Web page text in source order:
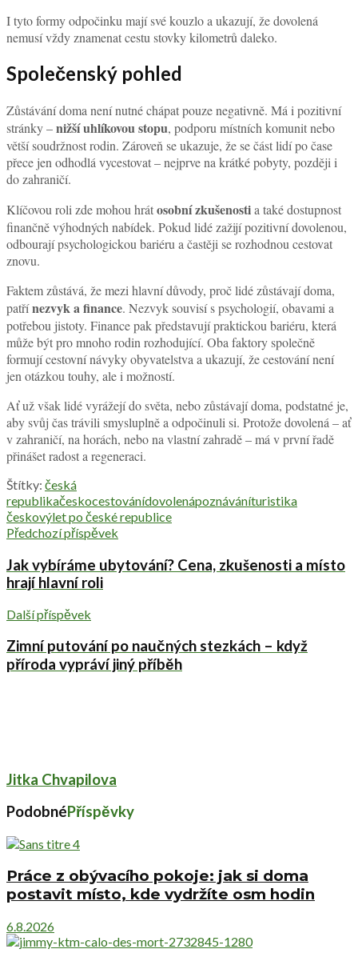
I tyto formy odpočinku mají své kouzlo a ukazují, že dovolená
nemusí vždy znamenat cestu stovky kilometrů daleko.
Společenský pohled
Zůstávání doma není nutné chápat pouze negativně. Má i pozitivní
stránky –nižší uhlíkovou stopu, podporu místních komunit nebo
větší soudržnost rodin. Zároveň se ukazuje, že se část lidí po čase
přece jen odhodlá vycestovat – nejprve na krátké pobyty, později i
do zahraničí.
Klíčovou roli zde mohou hrátosobní zkušenostia také dostupnost
finančně výhodných nabídek. Pokud lidé zažijí pozitivní dovolenou,
odbourají psychologickou bariéru a častěji se rozhodnou cestovat
znovu.
Faktem zůstává, že mezi hlavní důvody, proč lidé zůstávají doma,
patřínezvyk a finance. Nezvyk souvisí s psychologií, obavami a
potřebou jistoty. Finance pak představují praktickou bariéru, která
může být pro mnoho rodin rozhodující. Oba faktory společně
formují cestovní návyky obyvatelstva a ukazují, že cestování není
jen otázkou touhy, ale i možností.
Ať už však lidé vyrážejí do světa, nebo zůstávají doma, podstatné je,
aby svůj čas trávili smysluplně a odpočinuli si. Protože dovolená – ať
v zahraničí, na horách, nebo na vlastní zahradě – má v první řadě
přinášet radost a regeneraci.
Štítky: česká
republikačeskocestovánídovolenápoznáváníturistika
českovýlet po české republice
Předchozí příspěvek
Jak vybíráme ubytování? Cena, zkušenosti a místo
hrají hlavní roli
Další příspěvek
Zimní putování po naučných stezkách – když
příroda vypráví jiný příběh
Jitka Chvapilova
PodobnéPříspěvky
Práce z obývacího pokoje: jak si doma
postavit místo, kde vydržíte osm hodin
6.8.2026